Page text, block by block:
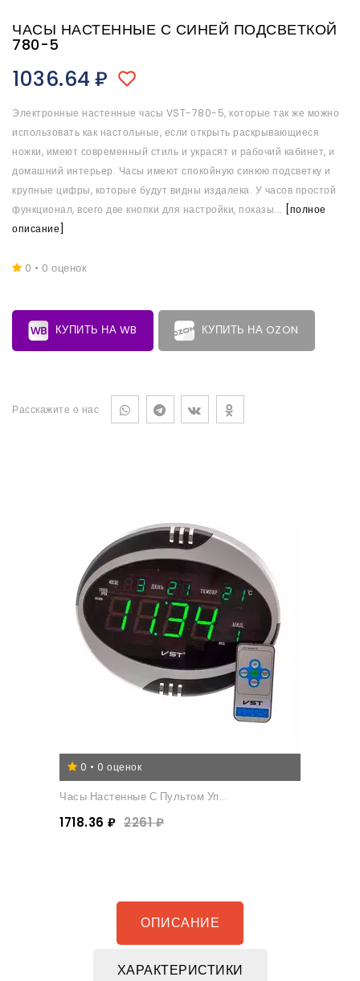
ЧАСЫ НАСТЕННЫЕ С СИНЕЙ ПОДСВЕТКОЙ
780-5
1036.64 ₽
Электронные настенные часы VST-780-5, которые так же можно
использовать как настольные, если открыть раскрывающиеся
ножки, имеют современный стиль и украсят и рабочий кабинет, и
домашний интерьер. Часы имеют спокойную синюю подсветку и
крупные цифры, которые будут видны издалека. У часов простой
функционал, всего две кнопки для настройки, показы...
[полное
описание]
0 • 0 оценок
КУПИТЬ НА WB КУПИТЬ НА OZON
Расскажите о нас
0 • 0 оценок
Часы Настенные С Пультом Уп...
1718.36 ₽ 2261 ₽
ОПИСАНИЕ
ХАРАКТЕРИСТИКИ